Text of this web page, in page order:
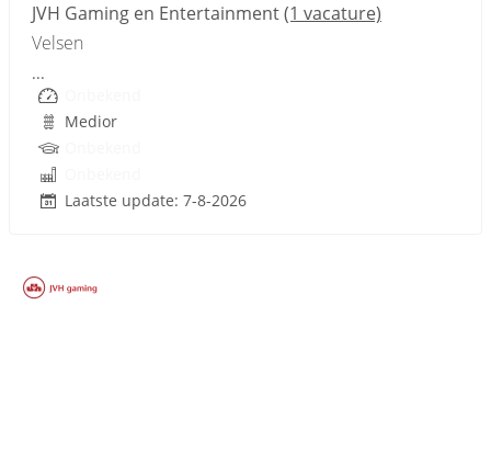
JVH Gaming en Entertainment(1 vacature)
Velsen
...
Medior
Laatste update: 7-8-2026